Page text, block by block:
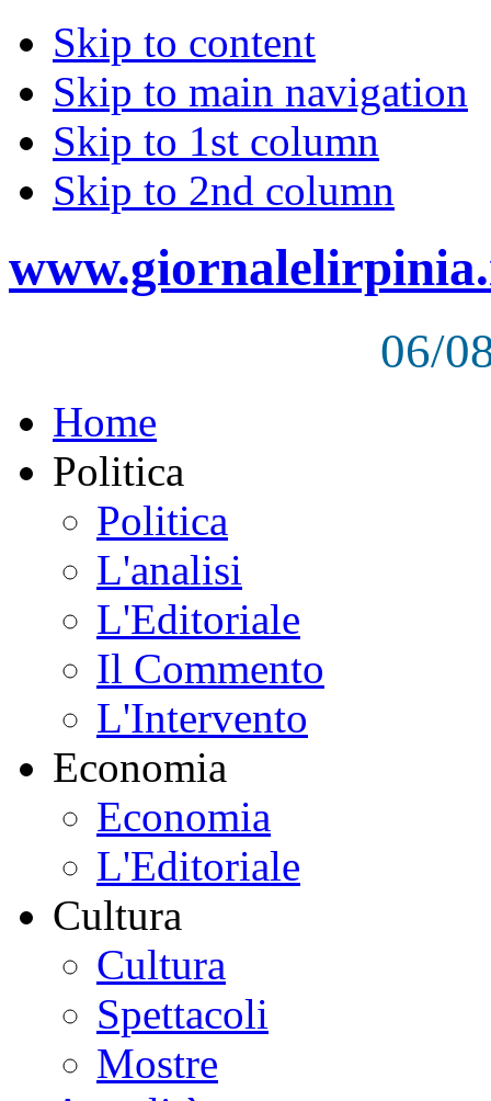
Skip to content
Skip to main navigation
Skip to 1st column
Skip to 2nd column
06/
Home
Politica
Politica
L'analisi
L'Editoriale
Il Commento
L'Intervento
Economia
Economia
L'Editoriale
Cultura
Cultura
Spettacoli
Mostre